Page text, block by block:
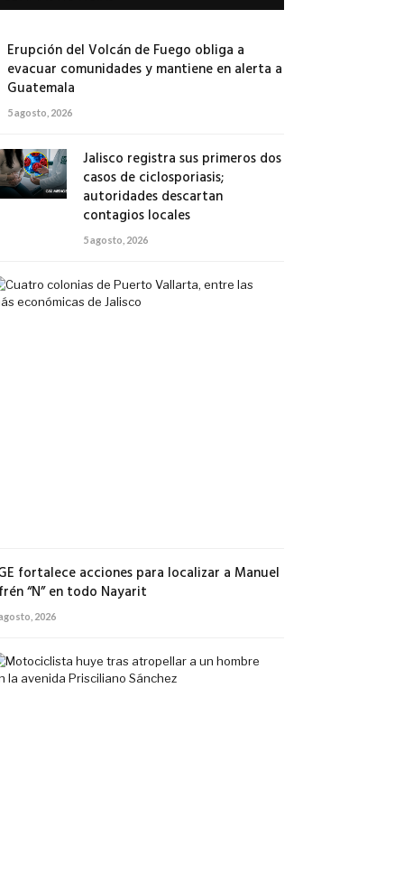
Erupción del Volcán de Fuego obliga a
evacuar comunidades y mantiene en alerta a
Guatemala
5 agosto, 2026
Jalisco registra sus primeros dos
casos de ciclosporiasis;
autoridades descartan
contagios locales
5 agosto, 2026
fortalece acciones para localizar a Manuel
“N” en todo Nayarit
2026